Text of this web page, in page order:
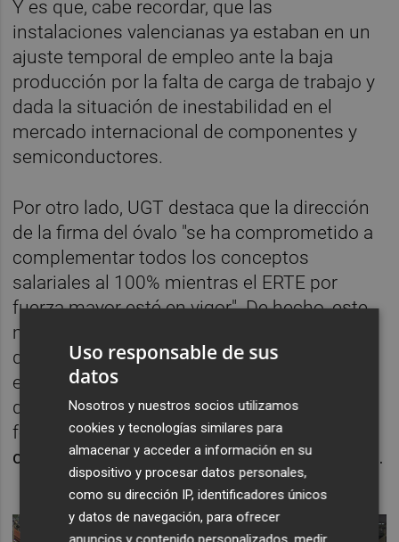
Y es que, cabe recordar, que las
instalaciones valencianas ya estaban en un
ajuste temporal de empleo ante la baja
producción por la falta de carga de trabajo y
dada la situación de inestabilidad en el
mercado internacional de componentes y
semiconductores.
Por otro lado, UGT destaca que la dirección
de la firma del óvalo "se ha comprometido a
complementar todos los conceptos
salariales al 100% mientras el ERTE por
fuerza mayor esté en vigor". De hecho, este
mecanismo, fijado por el Gobierno ante esta
dramática tragedia, establece precisamente
efectos retroactivos sobre el expediente, es
decir, que la protección empieza desde la
fecha en que la Dana comenzó. Además,
cotizaciones van a estar bonificadas al 100%.
Uso responsable de sus
datos
Nosotros y nuestros socios utilizamos
cookies y tecnologías similares para
almacenar y acceder a información en su
dispositivo y procesar datos personales,
como su dirección IP, identificadores únicos
y datos de navegación, para ofrecer